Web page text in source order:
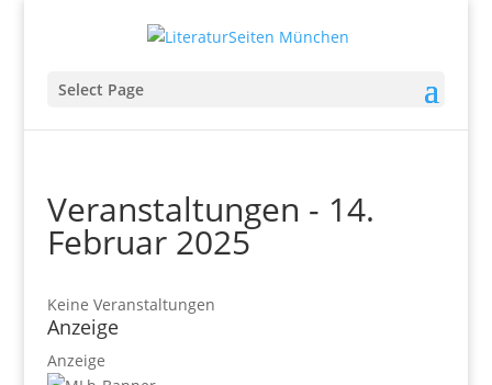
Select Page
Veranstaltungen - 14.
Februar 2025
Keine Veranstaltungen
Anzeige
Anzeige